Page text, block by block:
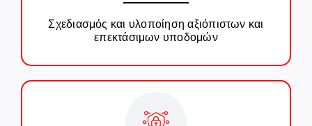
Σχεδιασμός και υλοποίηση αξιόπιστων και
επεκτάσιμων υποδομών